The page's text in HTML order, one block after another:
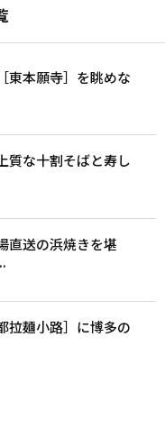
東本願寺］を眺めな
質な十割そばと寿し
直送の浜焼きを堪
拉麺小路］に博多の